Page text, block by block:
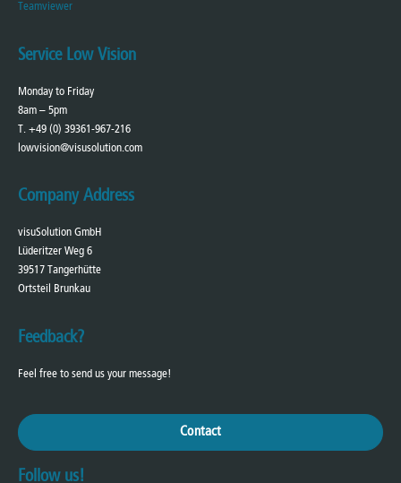
Teamviewer
Service Low Vision
Monday to Friday
8am – 5pm
T. +49 (0) 39361-967-216
lowvision@visusolution.com
Company Address
visuSolution GmbH
Lüderitzer Weg 6
39517 Tangerhütte
Ortsteil Brunkau
Feedback?
Feel free to send us your message!
Contact
Follow us!